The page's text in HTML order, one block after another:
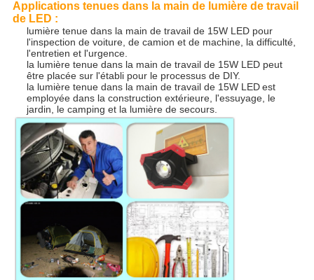
Applications tenues dans la main de lumière de travail
de LED :
lumière tenue dans la main de travail de 15W LED pour
l'inspection de voiture, de camion et de machine, la difficulté,
l'entretien et l'urgence.
la lumière tenue dans la main de travail de 15W LED peut
être placée sur l'établi pour le processus de DIY.
la lumière tenue dans la main de travail de 15W LEDest
employée dans la construction extérieure, l'essuyage, le
jardin, le camping et la lumière de secours.